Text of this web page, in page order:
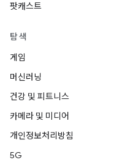
팟캐스트
탐색
게임
머신러닝
건강 및 피트니스
카메라 및 미디어
개인정보처리방침
5G